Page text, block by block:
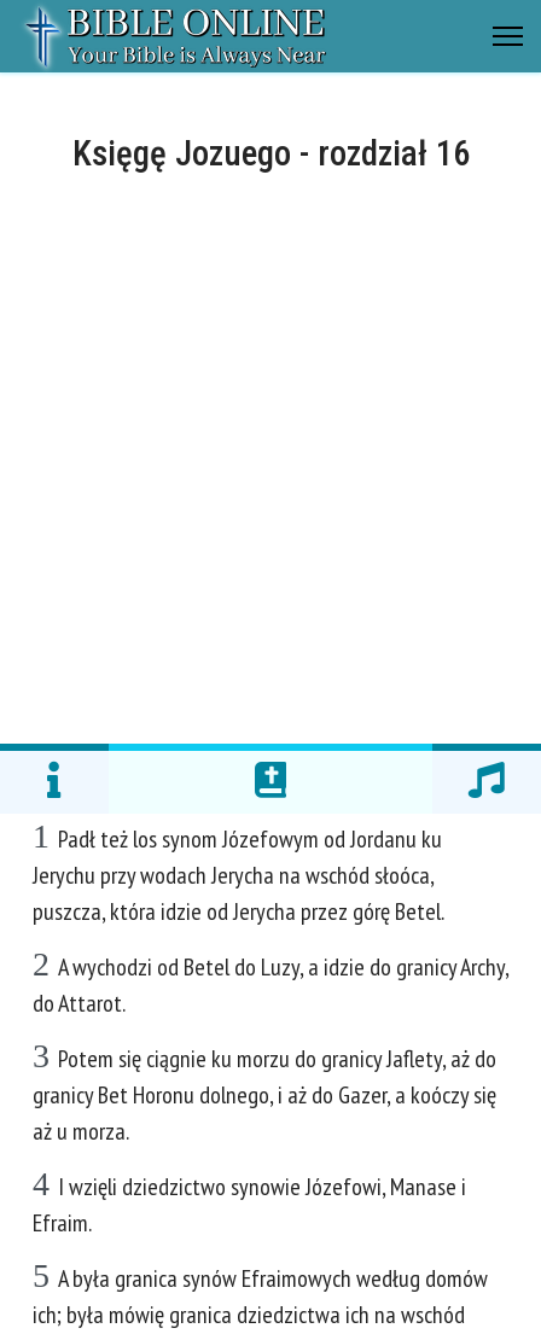
Księgę Jozuego - rozdział 16
1 Padł też los synom Józefowym od Jordanu ku
Jerychu przy wodach Jerycha na wschód słoóca,
puszcza, która idzie od Jerycha przez górę Betel.
2 A wychodzi od Betel do Luzy, a idzie do granicy Archy,
do Attarot.
3 Potem się ciągnie ku morzu do granicy Jaflety, aż do
granicy Bet Horonu dolnego, i aż do Gazer, a koóczy się
aż u morza.
4 I wzięli dziedzictwo synowie Józefowi, Manase i
Efraim.
5 A była granica synów Efraimowych według domów
ich; była mówię granica dziedzictwa ich na wschód